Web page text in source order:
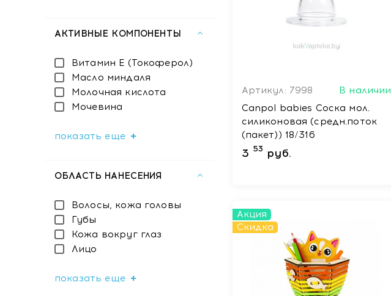
АКТИВНЫЕ КОМПОНЕНТЫ
Витамин Е (Токоферол)
Масло миндаля
Молочная кислота
Мочевина
показать еще
ОБЛАСТЬ НАНЕСЕНИЯ
Волосы, кожа головы
Губы
Кожа вокруг глаз
Лицо
показать еще
Артикул: 7998
В наличии
Сanpol babies Соска мол.
силиконовая (средн.поток
(пакет)) 18/316
3 53 руб.
Акция
Скидка